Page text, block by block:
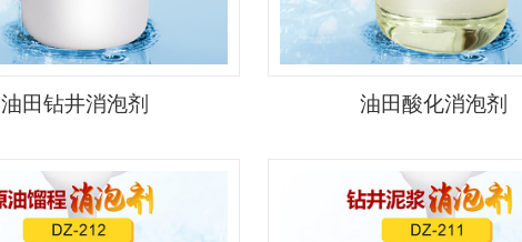
油田钻井消泡剂 油田酸化消泡剂